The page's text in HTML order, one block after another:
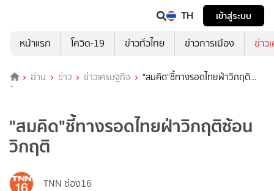
TH
เข้าสู่ระบบ
หน้าแรก
โควิด-19 ข่าวทั่วไทย ข่าวการเมือง ข่าว
อ่าน ข่าว ข่าวเศรษฐกิจ
"สมคิด"ชี้ทางรอดไทยฝ่าวิกฤติ
ซ้อนวิกฤติ
"สมคิด"ชี้ทางรอดไทยฝ่าวิกฤติซ้อน
วิกฤติ
TNN ช่อง16